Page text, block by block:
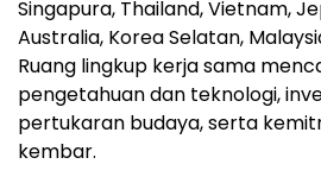
Singapura, Thailand, Vietnam,
Australia, Korea Selatan,
Ruang lingkup kerja sama
pengetahuan dan teknologi,
pertukaran budaya, serta
kembar.